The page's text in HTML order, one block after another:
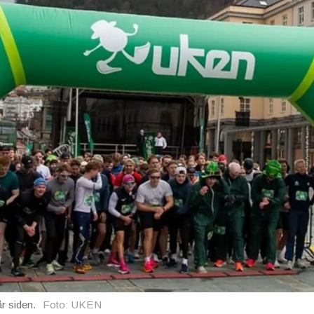
siden. Foto: UKEN